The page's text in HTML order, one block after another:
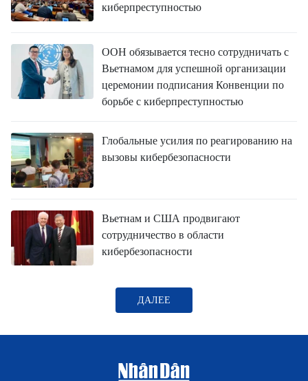
киберпреступностью
ООН обязывается тесно сотрудничать с
Вьетнамом для успешной организации
церемонии подписания Конвенции по
борьбе с киберпреступностью
Глобальные усилия по реагированию на
вызовы кибербезопасности
Вьетнам и США продвигают
сотрудничество в области
кибербезопасности
ДАЛЕЕ